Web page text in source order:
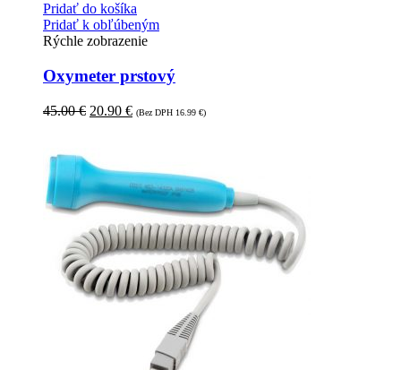
Pridať do košíka
Pridať k obľúbeným
Rýchle zobrazenie
Oxymeter prstový
45.00€ 20.90 € (Bez DPH 16.99 €)